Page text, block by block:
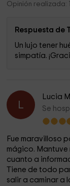
Opinión realizada:
Respuesta de
Un lujo tener
simpatía.
L
Lucia
Se
Fue maravilloso
mágico. Mantuve
cuanto a
Tiene de todo
salir a caminar a